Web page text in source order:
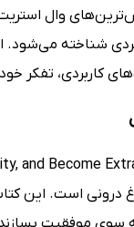
وال استریت
شناخته می‌شود.
کاربردی، تفکر
درونی است. این